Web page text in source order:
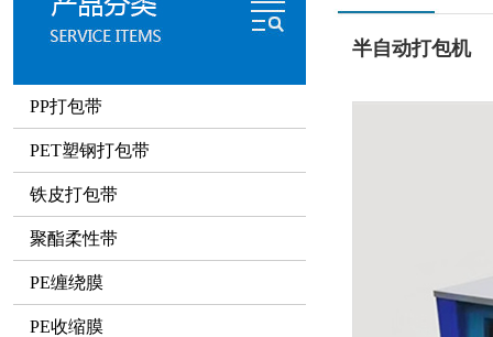
PP打包带
PET塑钢打包带
铁皮打包带
聚酯柔性带
PE缠绕膜
PE收缩膜
半自动打包机